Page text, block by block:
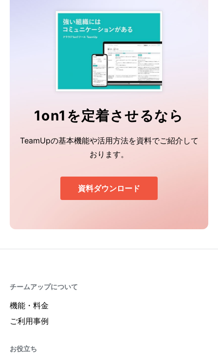
1on1を定着させるなら
TeamUpの基本機能や活用方法を資料でご紹介して
おります。
資料ダウンロード
チームアップについて
機能・料金
ご利用事例
お役立ち